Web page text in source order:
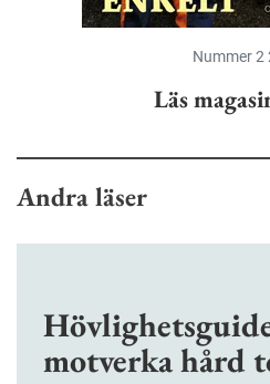
Nummer 2
Läs
Andra läser
motverka hård